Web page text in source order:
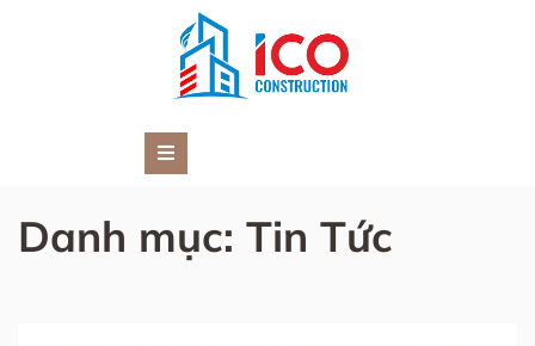
TƯ VẤN ĐẦU TƯ XÂY DỰNG VIỆT
Công Ty Cổ Phần Tư Vấn Đầu Tư Xây Dựng Việt Nam
Danh mục: Tin Tức